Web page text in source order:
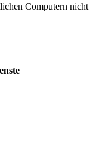
Computern nicht